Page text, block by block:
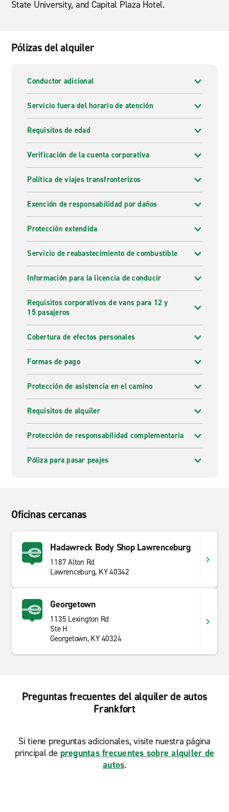
State University, and Capital Plaza Hotel.
Pólizas del alquiler
Conductor adicional
Servicio fuera del horario de atención
Requisitos de edad
Verificación de la cuenta corporativa
Política de viajes transfronterizos
Exención de responsabilidad por daños
Protección extendida
Servicio de reabastecimiento de combustible
Información para la licencia de conducir
Requisitos corporativos de vans para 12 y
15 pasajeros
Cobertura de efectos personales
Formas de pago
Protección de asistencia en el camino
Requisitos de alquiler
Protección de responsabilidad complementaria
Póliza para pasar peajes
Oficinas cercanas
Hadawreck Body Shop Lawrenceburg
1187 Alton Rd
Lawrenceburg, KY 40342
Georgetown
1135 Lexington Rd
Ste H
Georgetown, KY 40324
Preguntas frecuentes del alquiler de autos
Frankfort
Si tiene preguntas adicionales, visite nuestra página
principal de preguntas frecuentes sobre alquiler de
autos.